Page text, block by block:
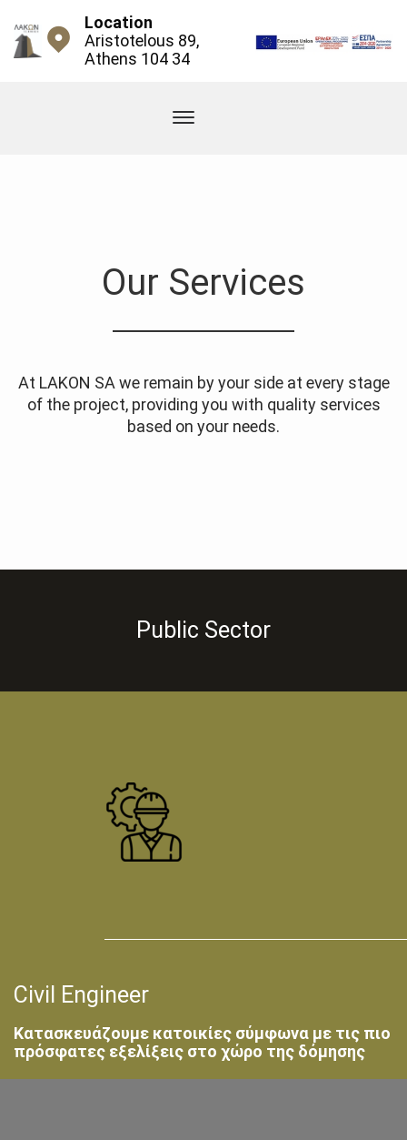
Location
Aristotelous 89,
Athens 104 34
Our Services
At LAKON SA we remain by your side at every stage
of the project, providing you with quality services
based on your needs.
Public Sector
Civil Engineer
Κατασκευάζουμε κατοικίες σύμφωνα με τις πιο
πρόσφατες εξελίξεις στο χώρο της δόμησης